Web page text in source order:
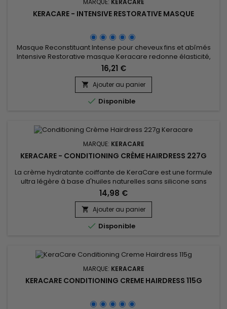
KERACARE - INTENSIVE RESTORATIVE MASQUE
Masque Reconstituant Intense pour cheveux fins et abîmés
Intensive Restorative masque Keracare redonne élasticité,
revitalise et hydrate en profondeur. &nbsp;Les cuticules sont
scellées pour maintenir l’hydratation à l’intérieur de la fibre
capillaire.&nbsp; Vos cheveux sont moins emmêlés, plus
faciles à coiffer, plus souples et brillants !
16,21 €
 Ajouter au panier
 Disponible
MARQUE: KERACARE
KERACARE - CONDITIONING CRÈME HAIRDRESS 227G
La crème hydratante coiffante de KeraCare est une formule
ultra légère à base d'huiles naturelles sans silicone sans
parabène.&nbsp; Excellente pour cheveux frisés, crépus,
cette formule s’absorbe rapidement, revitalise les cheveux
ternes et secs, et ajoute de l'éclat. &nbsp;Légère et non
grasse, KeraCare Conditioning Crème Hairdress n'alourdit...
14,98 €
 Ajouter au panier
 Disponible
MARQUE: KERACARE
KERACARE CONDITIONING CREME HAIRDRESS 115G